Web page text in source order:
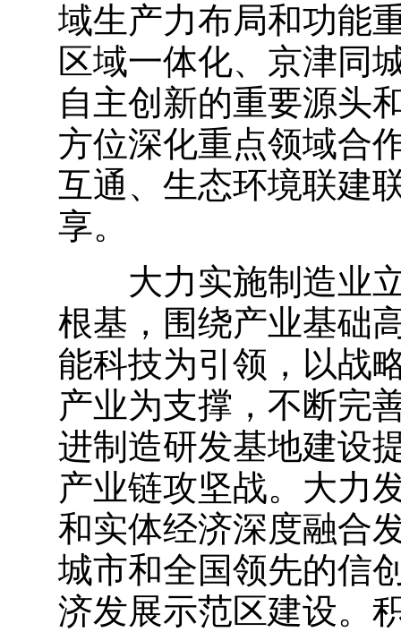
域生产力布局和功能
区域一体化、京津同
自主创新的重要源头
方位深化重点领域合
互通、生态环境联建
享。
大力实施制造业
根基，围绕产业基础
能科技为引领，以战
产业为支撑，不断完
进制造研发基地建设
产业链攻坚战。大力
和实体经济深度融合
城市和全国领先的信
济发展示范区建设。